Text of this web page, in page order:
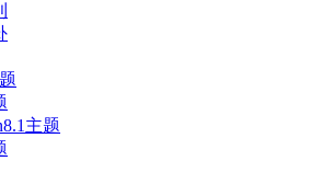
主题